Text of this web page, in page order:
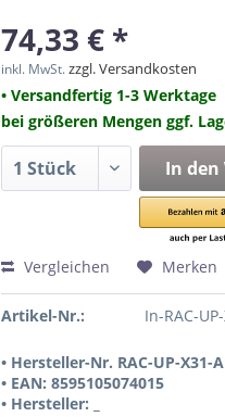
74,33 € *
inkl. MwSt.zzgl. Versandkosten
• Versandfertig 1-3 Werktage
bei größeren Mengen ggf.
In den
Vergleichen Merken
Artikel-Nr.: In-RAC-
• Hersteller-Nr. RAC-UP-X31-
• EAN: 8595105074015
• Hersteller: _